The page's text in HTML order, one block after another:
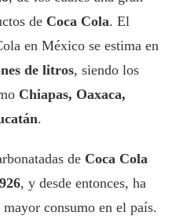
de Coca Cola. El
en México se estima en
de litros, siendo los
Chiapas, Oaxaca,
.
de Coca Cola
, y desde entonces, ha
consumo en el país.